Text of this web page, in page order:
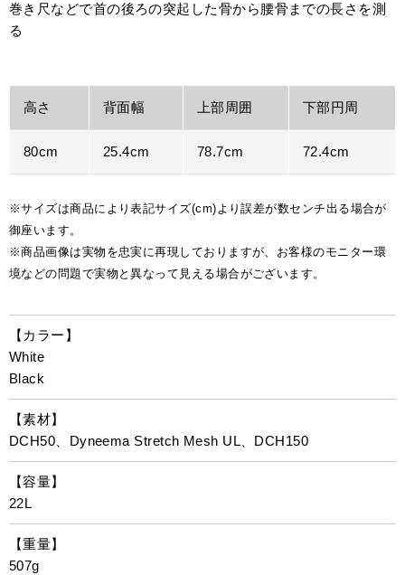
巻き尺などで首の後ろの突起した骨から腰骨までの長さを測
る
高さ 背面幅 上部周囲 下部円周
80cm 25.4cm 78.7cm 72.4cm
※サイズは商品により表記サイズ(cm)より誤差が数センチ出る場合が
御座います。
※商品画像は実物を忠実に再現しておりますが、お客様のモニター環
境などの問題で実物と異なって見える場合がございます。
【カラー】
White
Black
【素材】
DCH50、Dyneema Stretch Mesh UL、DCH150
【容量】
22L
【重量】
507g